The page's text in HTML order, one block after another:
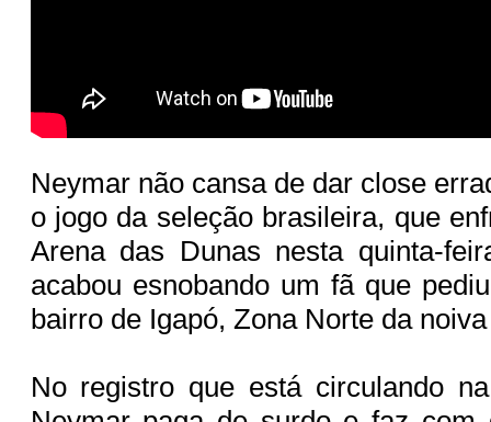
Neymar não cansa de dar close
o jogo da seleção brasileira, que
Arena das Dunas nesta quinta-
acabou esnobando um fã que
bairro de Igapó, Zona Norte da
No registro que está circulando